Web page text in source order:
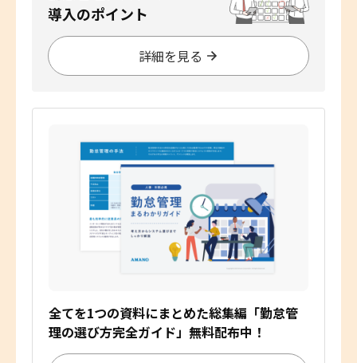
導入のポイント
詳細を見る
全てを1つの資料にまとめた総集編「勤怠管
理の選び方完全ガイド」無料配布中！